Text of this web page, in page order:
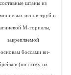
составные штаны из
основ-труб и
M-гориллы,
закрепляемой
основам боссами ви-
(поэтому их